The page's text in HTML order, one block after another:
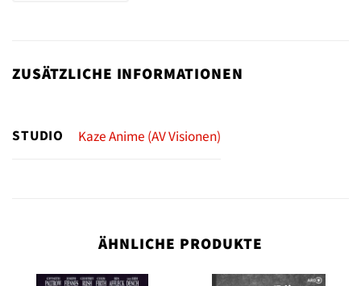
ZUSÄTZLICHE INFORMATIONEN
STUDIO Kaze Anime (AV Visionen)
ÄHNLICHE PRODUKTE